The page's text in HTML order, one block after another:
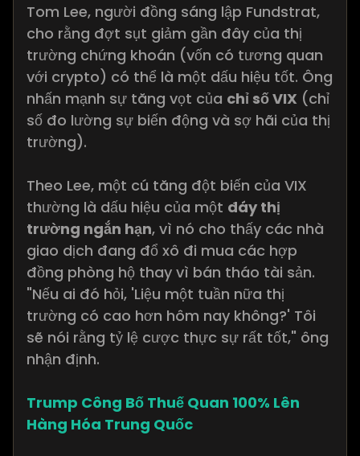
Tom Lee, người đồng sáng lập Fundstrat,
cho rằng đợt sụt giảm gần đây của thị
trường chứng khoán (vốn có tương quan
với crypto) có thể là một dấu hiệu tốt. Ông
nhấn mạnh sự tăng vọt của chỉ số VIX (chỉ
số đo lường sự biến động và sợ hãi của thị
trường).
Theo Lee, một cú tăng đột biến của VIX
thường là dấu hiệu của một đáy thị
trường ngắn hạn, vì nó cho thấy các nhà
giao dịch đang đổ xô đi mua các hợp
đồng phòng hộ thay vì bán tháo tài sản.
"Nếu ai đó hỏi, 'Liệu một tuần nữa thị
trường có cao hơn hôm nay không?' Tôi
sẽ nói rằng tỷ lệ cược thực sự rất tốt," ông
nhận định.
Trump Công Bố Thuế Quan 100% Lên
Hàng Hóa Trung Quốc